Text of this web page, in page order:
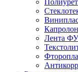
Капролон
Лента